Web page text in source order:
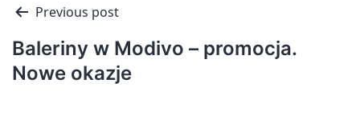
Nawigacja
wpisu
Previous post
Baleriny w Modivo – promocja.
Nowe okazje